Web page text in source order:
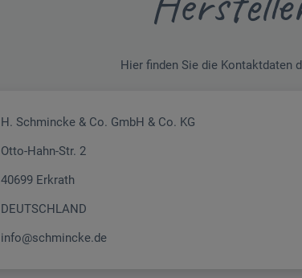
Hier finden Sie die Kontaktdaten
H. Schmincke & Co. GmbH & Co. KG
Otto-Hahn-Str. 2
40699 Erkrath
DEUTSCHLAND
info@schmincke.de